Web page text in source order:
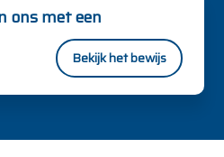
ons met een
Bekijk het bewijs